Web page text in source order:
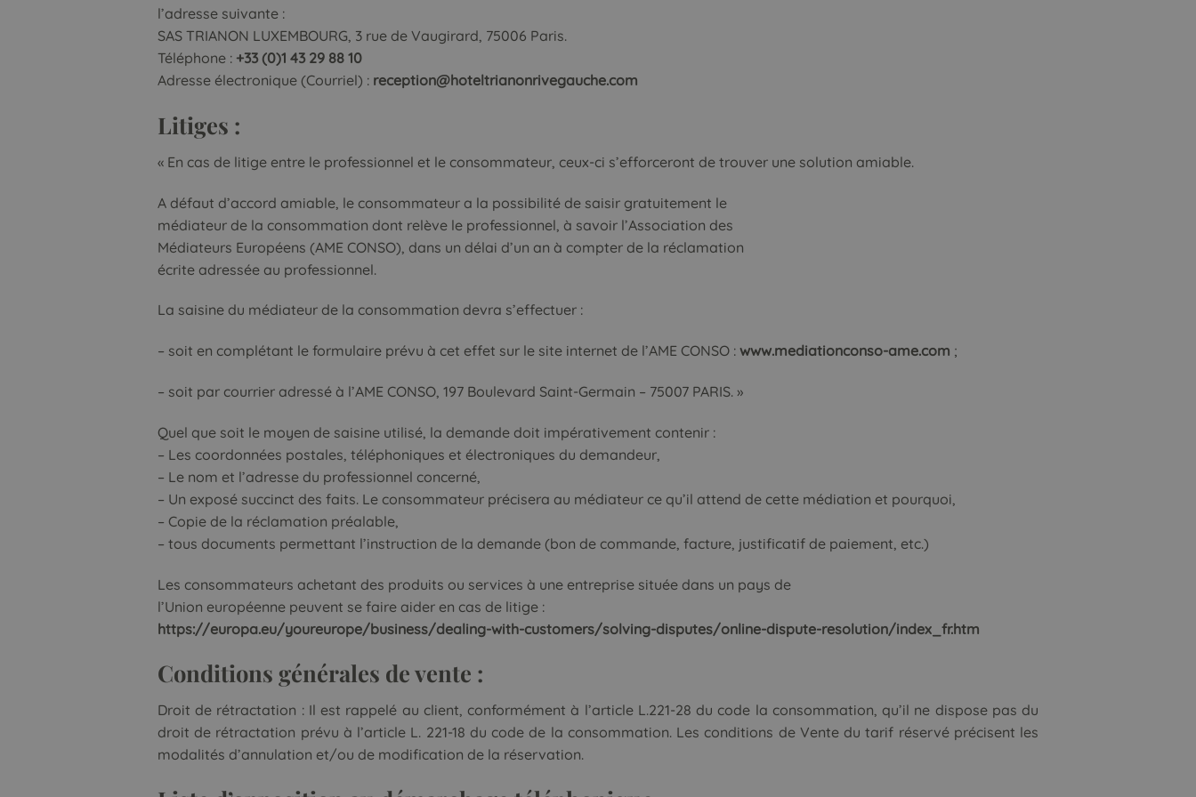
l’adresse suivante :
SAS TRIANON LUXEMBOURG, 3 rue de Vaugirard, 75006 Paris.
Téléphone : +33 (0)1 43 29 88 10
Adresse électronique (Courriel) : reception@hoteltrianonrivegauche.com
Litiges :
« En cas de litige entre le professionnel et le consommateur, ceux-ci s’efforceront de trouver une solution amiable.
A défaut d’accord amiable, le consommateur a la possibilité de saisir gratuitement le
médiateur de la consommation dont relève le professionnel, à savoir l’Association des
Médiateurs Européens (AME CONSO), dans un délai d’un an à compter de la réclamation
écrite adressée au professionnel.
La saisine du médiateur de la consommation devra s’effectuer :
– soit en complétant le formulaire prévu à cet effet sur le site internet de l’AME CONSO : www.mediationconso-ame.com ;
– soit par courrier adressé à l’AME CONSO, 197 Boulevard Saint-Germain – 75007 PARIS. »
Quel que soit le moyen de saisine utilisé, la demande doit impérativement contenir :
– Les coordonnées postales, téléphoniques et électroniques du demandeur,
– Le nom et l’adresse du professionnel concerné,
– Un exposé succinct des faits. Le consommateur précisera au médiateur ce qu’il attend de cette médiation et pourquoi,
– Copie de la réclamation préalable,
– tous documents permettant l’instruction de la demande (bon de commande, facture, justificatif de paiement, etc.)
Les consommateurs achetant des produits ou services à une entreprise située dans un pays de
l’Union européenne peuvent se faire aider en cas de litige :
https://europa.eu/youreurope/business/dealing-with-customers/solving-disputes/online-dispute-resolution/index_fr.htm
Conditions générales de vente :
Droit de rétractation : Il est rappelé au client, conformément à l’article L.221-28 du code la consommation, qu’il ne dispose pas du
droit de rétractation prévu à l’article L. 221-18 du code de la consommation. Les conditions de Vente du tarif réservé précisent les
modalités d’annulation et/ou de modification de la réservation.